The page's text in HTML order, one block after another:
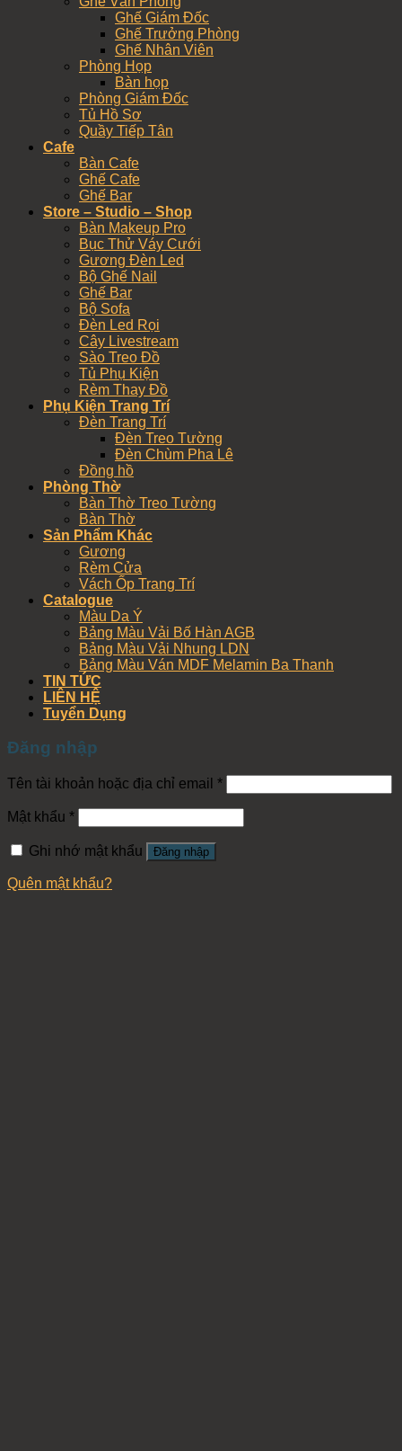
Ghế Giám Đốc
Ghế Trưởng Phòng
Ghế Nhân Viên
Phòng Họp
Bàn họp
Phòng Giám Đốc
Tủ Hồ Sơ
Quầy Tiếp Tân
Cafe
Bàn Cafe
Ghế Cafe
Ghế Bar
Store – Studio – Shop
Bàn Makeup Pro
Bục Thử Váy Cưới
Gương Đèn Led
Bộ Ghế Nail
Ghế Bar
Bộ Sofa
Đèn Led Rọi
Cây Livestream
Sào Treo Đồ
Tủ Phụ Kiện
Rèm Thay Đồ
Phụ Kiện Trang Trí
Đèn Trang Trí
Đèn Treo Tường
Đèn Chùm Pha Lê
Đồng hồ
Phòng Thờ
Bàn Thờ Treo Tường
Bàn Thờ
Sản Phẩm Khác
Gương
Rèm Cửa
Vách Ốp Trang Trí
Catalogue
Màu Da Ý
Bảng Màu Vải Bố Hàn AGB
Bảng Màu Vải Nhung LDN
Bảng Màu Ván MDF Melamin Ba Thanh
TIN TỨC
LIÊN HỆ
Tuyển Dụng
Đăng nhập
Tên tài khoản hoặc địa chỉ email *
Mật khẩu *
Ghi nhớ mật khẩu Đăng nhập
Quên mật khẩu?